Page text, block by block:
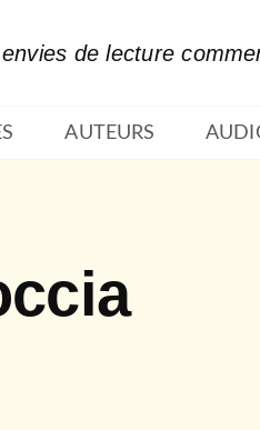
de lecture
AUTEURS